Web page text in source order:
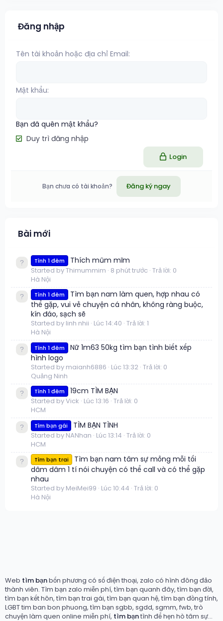
Đăng nhập
Tên tài khoản hoặc địa chỉ Email
Mật khẩu
Bạn đã quên mật khẩu?
Duy trì đăng nhập
Login
Bạn chưa có tài khoản? Đăng ký ngay
Bài mới
Tình 1 đêm Thích mũm mĩm
Started by Thimummim 8 phút trước Trả lời: 0
Hà Nội
Tình 1 đêm
Tìm bạn nam làm quen, hợp nhau có
thể gặp, vui vẻ chuyện cá nhân, không ràng buộc,
kín đáo, sạch sẽ
Started by linh nhii Lúc 14:40 Trả lời: 1
Hà Nội
Tình 1 đêm
Nữ 1m63 50kg tìm bạn tình biết xếp
hình logo
Started by maianh6886 Lúc 13:32 Trả lời: 0
Quảng Ninh
Tình 1 đêm 19cm TÌM BẠN
Started by Vick Lúc 13:16 Trả lời: 0
HCM
Tìm bạn gái TÌM BẠN TÌNH
Started by NANhan Lúc 13:14 Trả lời: 0
HCM
Tìm bạn trai
Tìm bạn nam tâm sự mỏng mỗi tối
dâm dâm 1 tí nói chuyện có thể call và có thể gặp
nhau
Started by MeiMei99 Lúc 10:44 Trả lời: 0
Hà Nội
Web tìm bạnbốn phương có số điện thoại, zalo có hình đông đảo
thành viên. Tìm bạn zalo miễn phí, tìm bạn quanh đây, tìm bạn đời,
tìm bạn kết hôn, tìm bạn trai gái, tìm bạn quan hệ, tìm bạn đồng tính,
LGBT tim ban bon phuong, tìm bạn sgbb, sgdd, sgmm, fwb, trò
chuyện làm quen online miễn phí, tìm bạntình để hẹn hò tâm sự...